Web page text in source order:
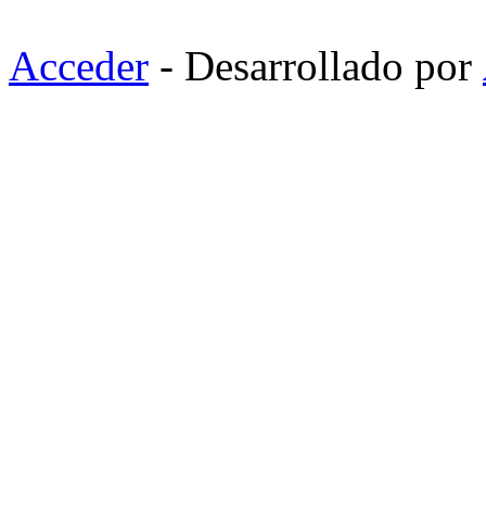
Acceder - Desarrollado por